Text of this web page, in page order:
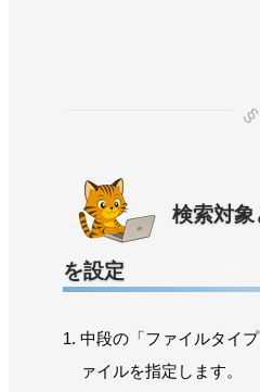
検索対
を設定
中段の「ファイルタイ
ァイルを指定します。